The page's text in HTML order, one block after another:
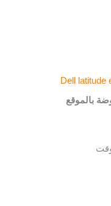
Dell latitude
بالموقع